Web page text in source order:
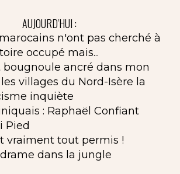
AUJOURD'HUI :
n'ont pas cherché à
occupé mais...
bougnoule ancré dans mon
villages du Nord-Isère la
inquiète
: Raphaël Confiant
Pied
vraiment tout permis !
dans la jungle